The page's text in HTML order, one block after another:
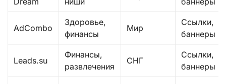
AdCombo
Здоровье,
финансы
Мир
Ссылки,
баннеры
Leads.su
Финансы,
развлечения
СНГ
Ссылки,
баннеры